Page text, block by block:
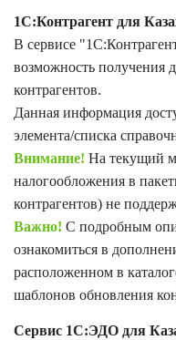
1С:Контрагент для
В сервисе
возможность получения
контрагентов.
Данная информация
элемента/списка
Внимание! На текущий
налогообложения в
контрагентов) не
Важно! С подробным
ознакомиться в
расположенном в
шаблонов обновления
Сервис 1С:ЭДО для